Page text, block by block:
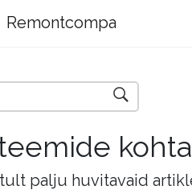
Remontcompa
kohta
palju huvitavaid